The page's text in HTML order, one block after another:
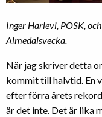
Inger Harlevi, POSK,
Almedalsvecka.
När jag skriver detta
kommit till halvtid. En
efter förra årets
är det inte. Det är lika